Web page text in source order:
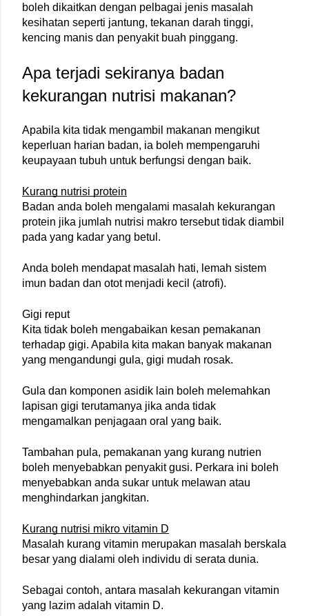
boleh dikaitkan dengan pelbagai jenis masalah
kesihatan seperti jantung, tekanan darah tinggi,
kencing manis dan penyakit buah pinggang.
Apa terjadi sekiranya badan
kekurangan nutrisi makanan?
Apabila kita tidak mengambil makanan mengikut
keperluan harian badan, ia boleh mempengaruhi
keupayaan tubuh untuk berfungsi dengan baik.
Kurang nutrisi protein
Badan anda boleh mengalami masalah kekurangan
protein jika jumlah nutrisi makro tersebut tidak diambil
pada yang kadar yang betul.
Anda boleh mendapat masalah hati, lemah sistem
imun badan dan otot menjadi kecil (atrofi).
Gigi reput
Kita tidak boleh mengabaikan kesan pemakanan
terhadap gigi. Apabila kita makan banyak makanan
yang mengandungi gula, gigi mudah rosak.
Gula dan komponen asidik lain boleh melemahkan
lapisan gigi terutamanya jika anda tidak
mengamalkan penjagaan oral yang baik.
Tambahan pula, pemakanan yang kurang nutrien
boleh menyebabkan penyakit gusi. Perkara ini boleh
menyebabkan anda sukar untuk melawan atau
menghindarkan jangkitan.
Kurang nutrisi mikro vitamin D
Masalah kurang vitamin merupakan masalah berskala
besar yang dialami oleh individu di serata dunia.
Sebagai contoh, antara masalah kekurangan vitamin
yang lazim adalah vitamin D.